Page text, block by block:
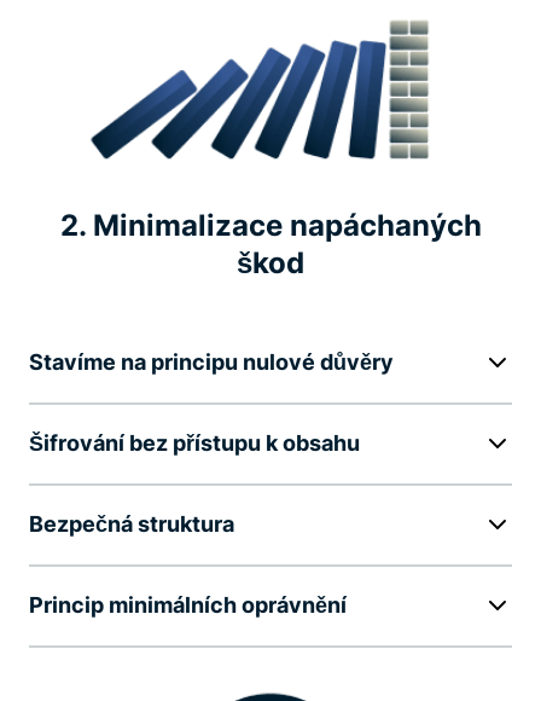
2. Minimalizace napáchaných
škod
Stavíme na principu nulové důvěry
Šifrování bez přístupu k obsahu
Bezpečná struktura
Princip minimálních oprávnění